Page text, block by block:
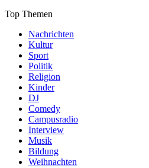
Top Themen
Nachrichten
Kultur
Sport
Politik
Religion
Kinder
DJ
Comedy
Campusradio
Interview
Musik
Bildung
Weihnachten